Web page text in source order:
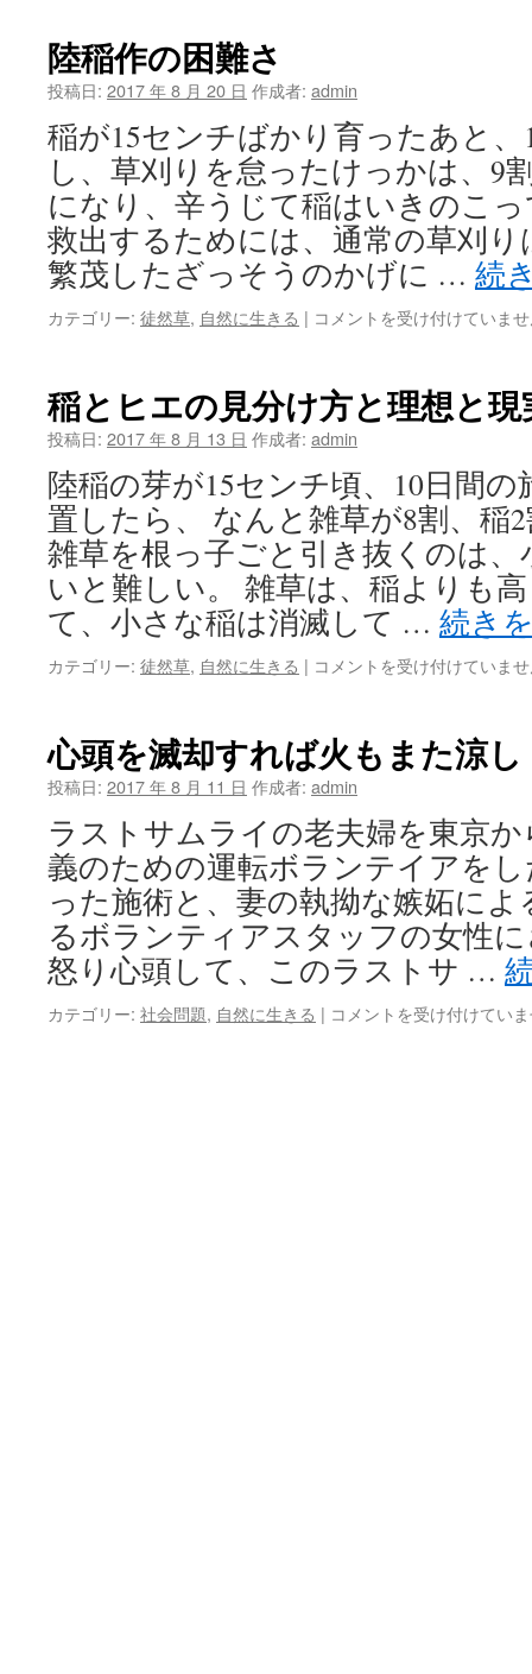
吾
が
モ
ッ
ト
ー
と
は
陸稲作の困難さ
投稿日: 2017 年 8 月 20 日 作成者: admin
稲が15センチばかり育ったあと
し、草刈りを怠ったけっかは、9
になり、辛うじて稲はいきのこ
救出するためには、通常の草刈
繁茂したざっそうのかげに … 続
カテゴリー: 徒然草, 自然に生きる | 陸
困
難
は
コメントを受け付けていま
稲とヒエの見分け方と理想と現
投稿日: 2017 年 8 月 13 日 作成者: admin
陸稲の芽が15センチ頃、10日間
置したら、 なんと雑草が8割、稲
雑草を根っ子ごと引き抜くのは
いと難しい。 雑草は、稲よりも
て、小さな稲は消滅して … 続き
カテゴリー: 徒然草, 自然に生きる | 稲
エ
の
見
け
方
と
理
想
と
現
は
コメントを受け付けていま
心頭を滅却すれば火もまた涼し
投稿日: 2017 年 8 月 11 日 作成者: admin
ラストサムライの老夫婦を東京
義のための運転ボランテイアを
った施術と、妻の執拗な嫉妬に
るボランティアスタッフの女性
怒り心頭して、このラストサ …
カテゴリー: 社会問題, 自然に生きる | 心
コメントを受け付けてい